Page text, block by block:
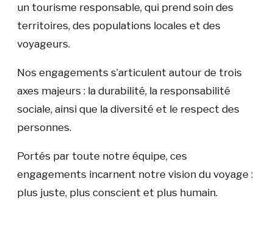
un tourisme responsable, qui prend soin des
territoires, des populations locales et des
voyageurs.
Nos engagements s’articulent autour de trois
axes majeurs : la durabilité, la responsabilité
sociale, ainsi que la diversité et le respect des
personnes.
Portés par toute notre équipe, ces
engagements incarnent notre vision du voyage :
plus juste, plus conscient et plus humain.